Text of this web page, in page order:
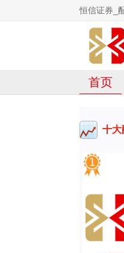
恒信证券_
首页
十大